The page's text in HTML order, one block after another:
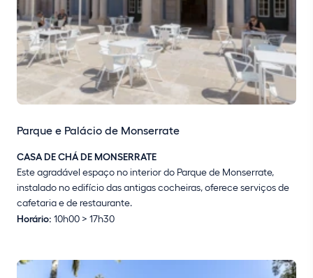
Parque e Palácio de Monserrate
CASA DE CHÁ DE MONSERRATE
Este agradável espaço no interior do Parque de Monserrate,
instalado no edifício das antigas cocheiras, oferece serviços de
cafetaria e de restaurante.
Horário: 10h00 > 17h30